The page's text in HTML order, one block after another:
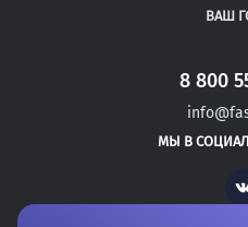
ПОЛИТИКА ВАШ
САНКТ-
8 800
МЫ В